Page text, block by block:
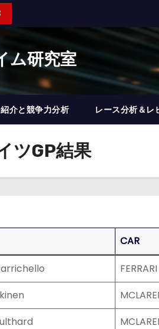
ム研究室
介と競争力分析 レース分析＆レ
ツGP結果
CAR
FERRARI